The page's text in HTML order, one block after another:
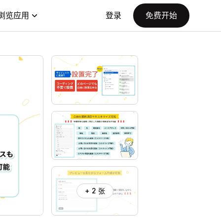
览应用 登录 免费开始
+ 2 张